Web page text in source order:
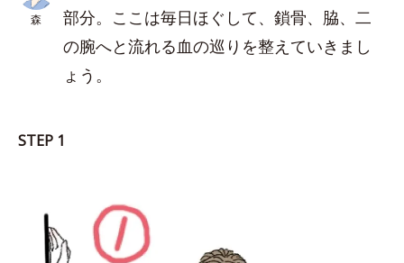
森
部分。ここは毎日ほぐして、鎖骨、脇、二
の腕へと流れる血の巡りを整えていきまし
ょう。
STEP 1